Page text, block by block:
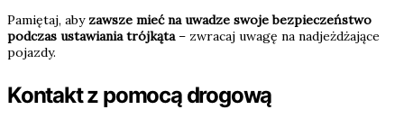
Pamiętaj, abyzawsze mieć na uwadze swoje bezpieczeństwo
podczas ustawiania trójkąta – zwracaj uwagę na nadjeżdżające
pojazdy.
Kontakt z pomocą drogową